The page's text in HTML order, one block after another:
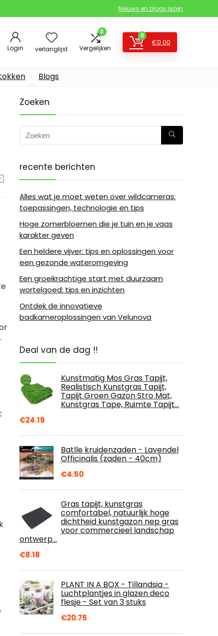
Nieuws en blogs lezen
Login verlanglijst
0
Vergelijken
0
€0.00
Blogs
Zoeken
recente berichten
Alles wat je moet weten over wildcameras:
toepassingen, technologie en tips
Hoge zomerbloemen die je tuin en je vaas
karakter geven
Een heldere vijver: tips en oplossingen voor
een gezonde wateromgeving
Een groeikrachtige start met duurzaam
wortelgoed: tips en inzichten
Ontdek de innovatieve
badkameroplossingen van Velunova
Deal van de dag !!
Kunstmatig Mos Gras Tapijt,
Realistisch Kunstgras Tapijt,
Tapijt Groen Gazon Stro Mat,
Kunstgras Tape, Ruimte Tapijt…
€24.19
Batlle kruidenzaden - Lavendel
Officinalis (zaden - 40cm)
€4.50
Gras tapijt, kunstgras
comfortabel, natuurlijk hoge
dichtheid kunstgazon nep gras
voor commercieel landschap
ontwerp…
€8.18
PLANT IN A BOX - Tillandsia -
Luchtplantjes in glazen deco
flesje - Set van 3 stuks
€20.75